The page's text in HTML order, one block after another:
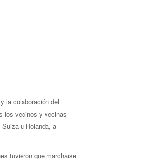
la colaboración del
los vecinos y vecinas
u Holanda, a
tuvieron que marcharse